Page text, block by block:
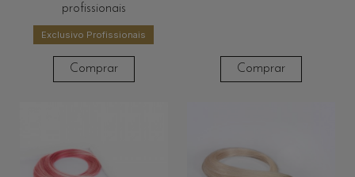
profissionais
Exclusivo Profissionais
Comprar Comprar